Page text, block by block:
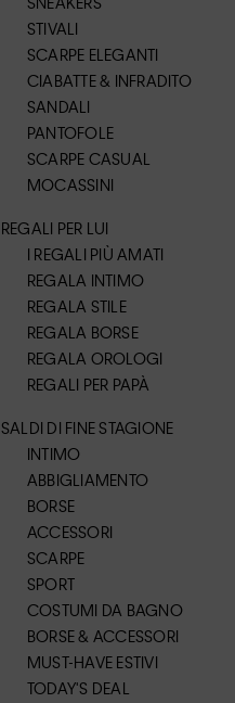
STIVALI
SCARPE ELEGANTI
CIABATTE & INFRADITO
SANDALI
PANTOFOLE
SCARPE CASUAL
MOCASSINI
REGALI PER LUI
I REGALI PIÙ AMATI
REGALA INTIMO
REGALA STILE
REGALA BORSE
REGALA OROLOGI
REGALI PER PAPÀ
SALDI DI FINE STAGIONE
INTIMO
ABBIGLIAMENTO
BORSE
ACCESSORI
SCARPE
SPORT
COSTUMI DA BAGNO
BORSE & ACCESSORI
MUST-HAVE ESTIVI
TODAY'S DEAL